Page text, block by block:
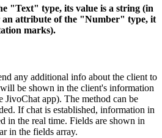
"Text" type, its value is a string (in
attribute of the "Number" type, it
marks).
any additional info about the client to
be shown in the client's information
JivoChat app). The method can be
If chat is established, information in
in the real time. Fields are shown in
in the fields array.